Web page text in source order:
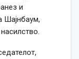
и
Шајнбаум,